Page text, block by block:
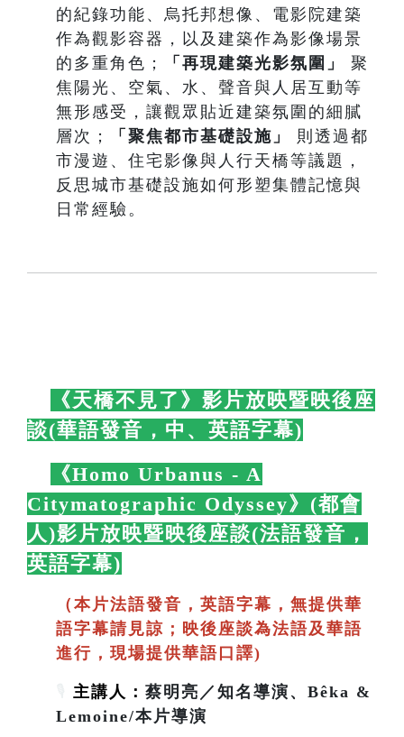
的紀錄功能、烏托邦想像、電影院建築
作為觀影容器，以及建築作為影像場景
的多重角色；
「再現建築光影氛圍」
聚
焦陽光、空氣、水、聲音與人居互動等
無形感受，讓觀眾貼近建築氛圍的細膩
層次；
「聚焦都市基礎設施」
則透過都
市漫遊、住宅影像與人行天橋等議題，
反思城市基礎設施如何形塑集體記憶與
日常經驗。
《天橋不見了》影片放映暨映後座
談(華語發音，中、英語字幕)
《Homo Urbanus - A
Citymatographic Odyssey》(都會
人)影片放映暨映後座談(法語發音，
英語字幕)
（本片法語發音，英語字幕，無提供華
語字幕請見諒；映後座談為法語及華語
進行，現場提供華語口譯)
主講人： 蔡明亮／知名導演、Bêka &
Lemoine/本片導演